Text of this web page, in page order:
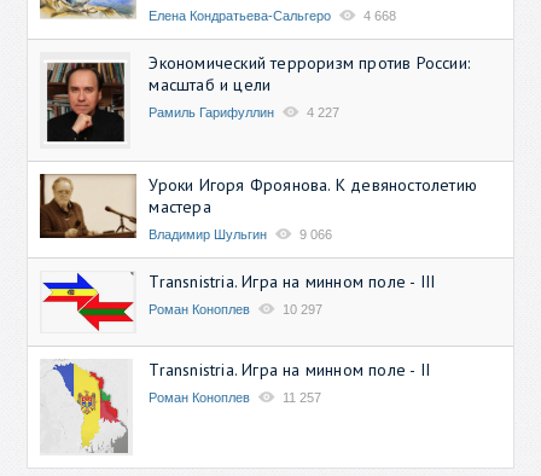
Елена Кондратьева-Сальгеро 4 668
Экономический терроризм против России:
масштаб и цели
Рамиль Гарифуллин 4 227
Уроки Игоря Фроянова. К девяностолетию
мастера
Владимир Шульгин 9 066
Transnistria. Игра на минном поле - III
Роман Коноплев 10 297
Transnistria. Игра на минном поле - II
Роман Коноплев 11 257